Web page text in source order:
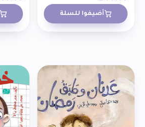
أضيفوا للسلة